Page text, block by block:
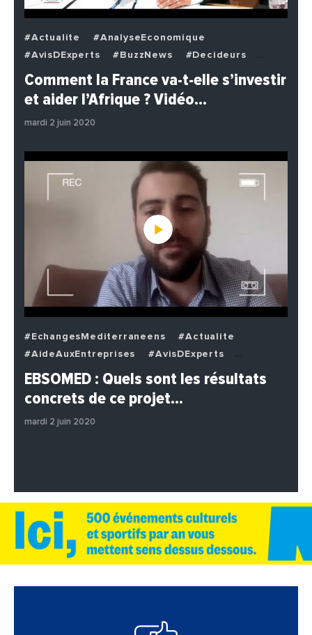
#Actualite
#AnalyseEconomique
#AvisDExperts
#BuzzNews
#Decideurs
#EchangesMediterraneens
#Economie
#Politique
Comment la France va-t-elle s’investir
et aider l’Afrique ? Vidéo…
mardi 2 juin 2020
#EchangesMediterraneens
#Actualite
#AideAuxEntreprises
#AvisDExperts
#BuzzNews
#Decideurs
#Entreprises
#Institutions
EBSOMED : Quels sont les résultats
concrets de ce projet…
mardi 2 juin 2020